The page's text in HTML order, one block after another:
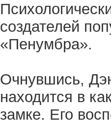
создателей
«Пенумбра».
Очнувшись,
находится в
замке. Его